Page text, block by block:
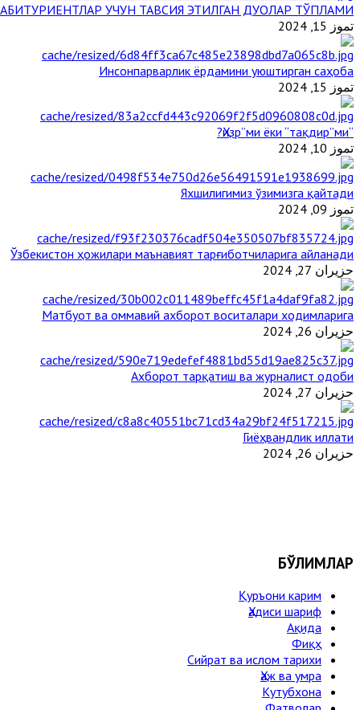
АБИТУРИЕНТЛАР УЧУН ТАВСИЯ ЭТИЛГАН ДУОЛАР ТЎПЛАМИ
تموز 15, 2024
Инсонпарварлик ёрдамини уюштирган саҳоба
تموز 15, 2024
“Ҳизр”ми ёки “тақдир”ми?
تموز 10, 2024
Яхшилигимиз ўзимизга қайтади
تموز 09, 2024
Ўзбекистон ҳожилари маънавият тарғиботчиларига айланади
حزيران 27, 2024
Матбуот ва оммавий ахборот воситалари ходимларига
حزيران 26, 2024
Ахборот тарқатиш ва журналист одоби
حزيران 27, 2024
Гиёҳвандлик иллати
حزيران 26, 2024
БЎЛИМЛАР
Қуръони карим
Ҳадиси шариф
Ақида
Фиқҳ
Сийрат ва ислом тарихи
Ҳаж ва умра
Кутубхона